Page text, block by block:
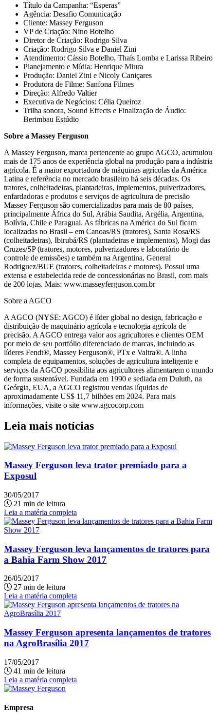
Título da Campanha: “Esperas”
Agência: Desafio Comunicação
Cliente: Massey Ferguson
VP de Criação: Nino Botelho
Diretor de Criação: Rodrigo Silva
Criação: Rodrigo Silva e Daniel Zini
Atendimento: Cássio Botelho, Thaís Lomba e Larissa Ribeiro
Planejamento e Mídia: Henrique Miura
Produção: Daniel Zini e Nicoly Caniçares
Produtora de Filme: Sanfona Filmes
Direção: Alfredo Valtier
Executiva de Negócios: Célia Queiroz
Trilha sonora, Sound Effects e Finalização de Áudio:
Berimbau Estúdio
Sobre a Massey Ferguson
A Massey Ferguson, marca pertencente ao grupo AGCO, acumulou
mais de 175 anos de experiência global na produção para a indústria
agrícola. É a maior exportadora de máquinas agrícolas da América
Latina e referência no mercado brasileiro há seis décadas. Os
tratores, colheitadeiras, plantadeiras, implementos, pulverizadores,
enfardadoras e produtos e serviços de agricultura de precisão
Massey Ferguson são comercializados para mais de 80 países,
principalmente África do Sul, Arábia Saudita, Argélia, Argentina,
Bolívia, Chile e Paraguai. As fábricas na América do Sul ficam
localizadas no Brasil – em Canoas/RS (tratores), Santa Rosa/RS
(colheitadeiras), Ibirubá/RS (plantadeiras e implementos), Mogi das
Cruzes/SP (tratores, motores, pulverizadores e laboratório de
controle de emissões) e também na Argentina, General
Rodriguez/BUE (tratores, colheitadeiras e motores). Possui uma
extensa e estabelecida rede de concessionárias no Brasil, com mais
de 200 lojas. Mais: www.masseyferguson.com.br
Sobre a AGCO
A AGCO (NYSE: AGCO) é líder global no design, fabricação e
distribuição de maquinário agrícola e tecnologia agrícola de
precisão. A AGCO entrega valor aos agricultores e clientes OEM
por meio de seu portfólio diferenciado de marcas, incluindo as
líderes Fendt®, Massey Ferguson®, PTx e Valtra®. A linha
completa de equipamentos, soluções de agricultura inteligente e
serviços da AGCO possibilita aos agricultores alimentarem o mundo
de forma sustentável. Fundada em 1990 e sediada em Duluth, na
Geórgia, EUA, a AGCO registrou vendas líquidas de
aproximadamente US$ 11,7 bilhões em 2024. Para mais
informações, visite o site www.agcocorp.com
Leia mais notícias
Massey Ferguson leva trator premiado para a
Exposul
30/05/2017
21 min de leitura
Leia a matéria completa
Massey Ferguson leva lançamentos de tratores para
a Bahia Farm Show 2017
26/05/2017
27 min de leitura
Leia a matéria completa
Massey Ferguson apresenta lançamentos de tratores
na AgroBrasília 2017
17/05/2017
41 min de leitura
Leia a matéria completa
Empresa